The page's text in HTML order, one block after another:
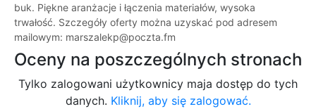
buk. Piękne aranżacje i łączenia materiałów, wysoka
trwałość. Szczegóły oferty można uzyskać pod adresem
mailowym: marszalekp@poczta.fm
Oceny na poszczególnych stronach
Tylko zalogowani użytkownicy maja dostęp do tych
danych. Kliknij, aby się zalogować.